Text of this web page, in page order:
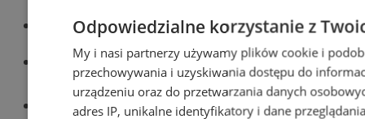
Wiadomości kryminalne w Orzeszu
Wiadomości lokalne
Tworzenie stron www - Orzesze
Odpowiedzialne korzystanie z
My i nasi partnerzy używamy plików cookie i
przechowywania i uzyskiwania dostępu do
urządzeniu oraz do przetwarzania danych
adres IP, unikalne identyfikatory i dane